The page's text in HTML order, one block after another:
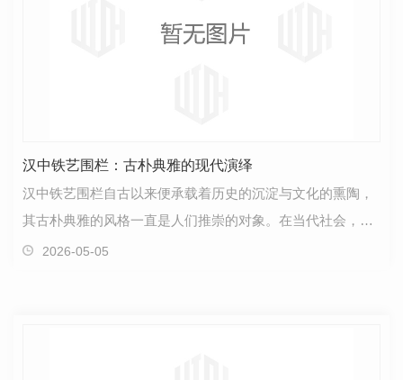
汉中铁艺围栏：古朴典雅的现代演绎
汉中铁艺围栏自古以来便承载着历史的沉淀与文化的熏陶，
其古朴典雅的风格一直是人们推崇的对象。在当代社会，这
种传统与现代的结合成为了新的设计趋势。铁艺围栏不…
2026-05-05